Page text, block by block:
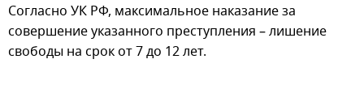
Согласно УК РФ, максимальное наказание за
совершение указанного преступления – лишение
свободы на срок от 7 до 12 лет.